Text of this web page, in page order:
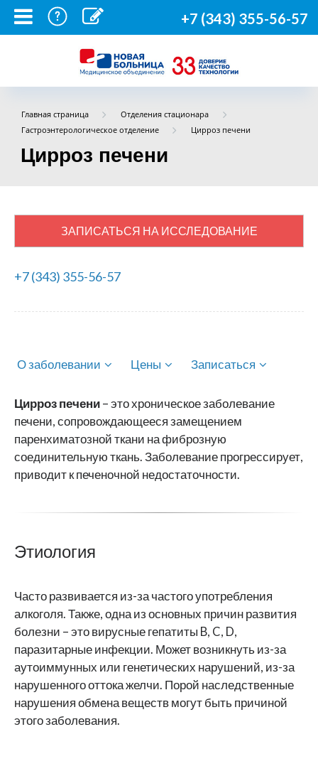
+7 (343) 355-56-57
Главная страница
Отделения стационара
Гастроэнтерологическое отделение
Цирроз печени
Цирроз печени
ЗАПИСАТЬСЯ НА ИССЛЕДОВАНИЕ
+7 (343) 355-56-57
О заболевании Цены Записаться
Цирроз печени – это хроническое заболевание
печени, сопровождающееся замещением
паренхиматозной ткани на фиброзную
соединительную ткань. Заболевание прогрессирует,
приводит к печеночной недостаточности.
Этиология
Часто развивается из-за частого употребления
алкоголя. Также, одна из основных причин развития
болезни – это вирусные гепатиты B, C, D,
паразитарные инфекции. Может возникнуть из-за
аутоиммунных или генетических нарушений, из-за
нарушенного оттока желчи. Порой наследственные
нарушения обмена веществ могут быть причиной
этого заболевания.